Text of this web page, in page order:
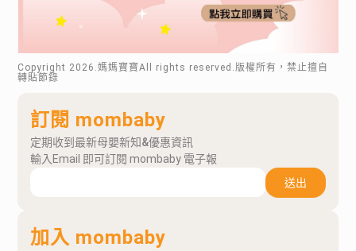
Copyright 2026 .媽媽寶寶All rights reserved.版權所有，禁止擅自
轉貼節錄
訂閱 mombaby
定期收到最新母嬰新知&優惠資訊
輸入Email 即可訂閱 mombaby 電子報
送出
加入 mombaby